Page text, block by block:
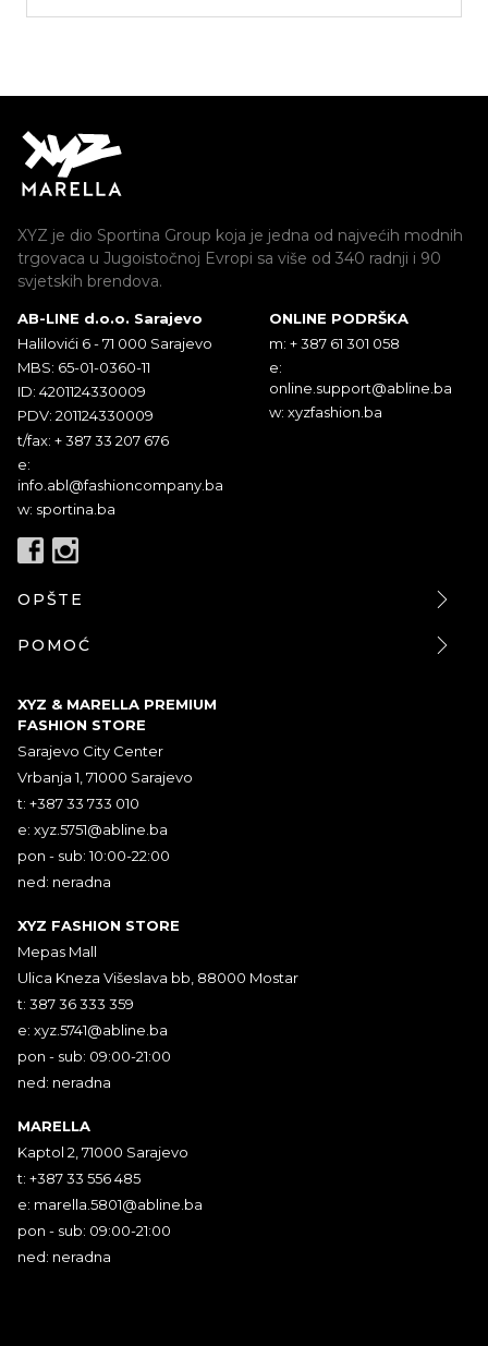
XYZ je dio Sportina Group koja je jedna od najvećih modnih
trgovaca u Jugoistočnoj Evropi sa više od 340 radnji i 90
svjetskih brendova.
AB-LINE d.o.o. Sarajevo
Halilovići 6 - 71 000 Sarajevo
MBS: 65-01-0360-11
ID: 4201124330009
PDV: 201124330009
t/fax: + 387 33 207 676
e:
info.abl@fashioncompany.ba
w: sportina.ba
ONLINE PODRŠKA
m: + 387 61 301 058
e:
online.support@abline.ba
w: xyzfashion.ba
OPŠTE
POMOĆ
XYZ & MARELLA PREMIUM
FASHION STORE
Sarajevo City Center
Vrbanja 1, 71000 Sarajevo
t: +387 33 733 010
e: xyz.5751@abline.ba
pon - sub: 10:00-22:00
ned: neradna
XYZ FASHION STORE
Mepas Mall
Ulica Kneza Višeslava bb, 88000 Mostar
t: 387 36 333 359
e: xyz.5741@abline.ba
pon - sub: 09:00-21:00
ned: neradna
MARELLA
Kaptol 2, 71000 Sarajevo
t: +387 33 556 485
e: marella.5801@abline.ba
pon - sub: 09:00-21:00
ned: neradna